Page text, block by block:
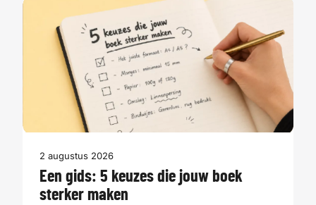
2 augustus 2026
Een gids: 5 keuzes die jouw boek
sterker maken